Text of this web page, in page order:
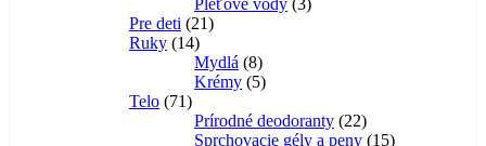
Pleťové vody 3
Pre deti 2121
Ruky 1414
produktov
Mydlá 88
produktov
Krémy 55
Telo 7171
produktov
Prírodné deodoranty 2222
produktov
Sprchovacie gély a peny 1515